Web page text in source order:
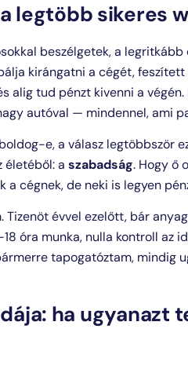
legtöbb sikeres
beszélgetek, a
kirángatni a cégét,
alig tud pénzt kivenni a
autóval — mindennel, ami
e, a válasz legtöbbször
életéből: a szabadság. Hogy ő
a cégnek, de neki is legyen
Tizenöt évvel ezelőtt, bár
óra munka, nulla kontroll az
tapogatóztam, mindig
ha ugyanazt